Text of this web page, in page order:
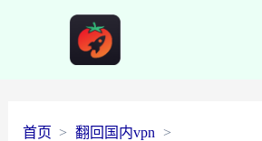
首页
翻回国内vpn